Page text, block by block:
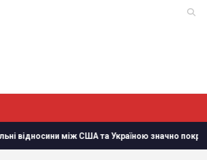
Україною значно покращилися, - Politico